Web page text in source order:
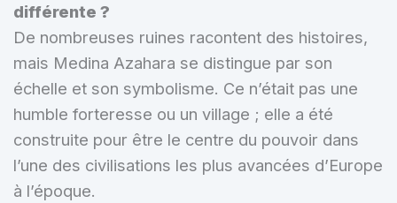
différente ?
De nombreuses ruines racontent des histoires,
mais Medina Azahara se distingue par son
échelle et son symbolisme. Ce n’était pas une
humble forteresse ou un village ; elle a été
construite pour être le centre du pouvoir dans
l’une des civilisations les plus avancées d’Europe
à l’époque.